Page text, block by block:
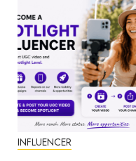
INFLUENCER